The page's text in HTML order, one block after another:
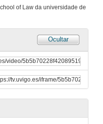
of Law da universidade de
Ocultar
2015